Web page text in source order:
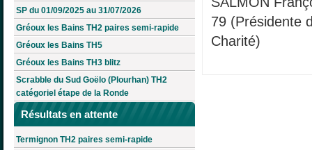
SP du 01/09/2025 au 31/07/2026
Gréoux les Bains TH2 paires semi-rapide
Gréoux les Bains TH5
Gréoux les Bains TH3 blitz
Scrabble du Sud Goëlo (Plourhan) TH2
catégoriel étape de la Ronde
Résultats en attente
Termignon TH2 paires semi-rapide
79 (Présidente
Charité)